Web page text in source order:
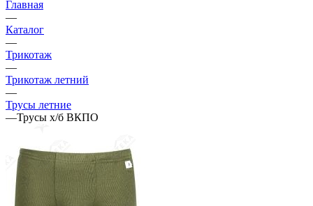
Главная
—
Каталог
—
Трикотаж
—
Трикотаж летний
—
Трусы летние
—Трусы х/б ВКПО